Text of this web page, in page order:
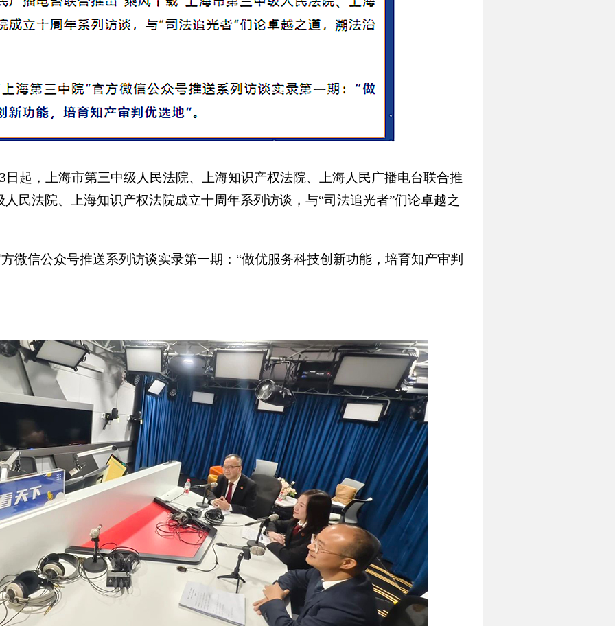
日起，上海市第三中级人民法院、上海知识产权法院、上海人民广播电台联合推
人民法院、上海知识产权法院成立十周年系列访谈，与“司法追光者”们论卓越之
微信公众号推送系列访谈实录第一期：“做优服务科技创新功能，培育知产审判